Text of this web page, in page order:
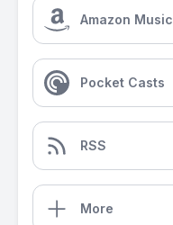
Amazon Music
Pocket Casts
RSS
More